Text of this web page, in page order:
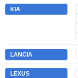
KIA
LANCIA
LEXUS